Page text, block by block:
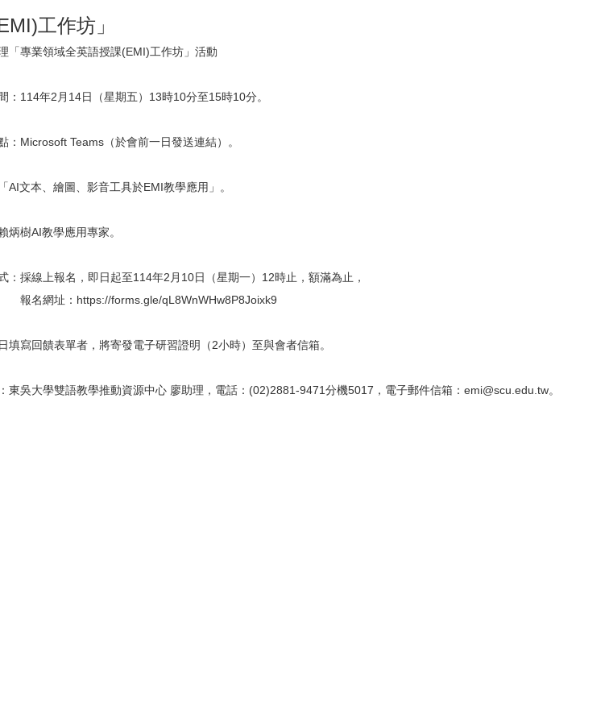
工作坊」
「專業領域全英語授課(EMI)工作坊」活動
：114年2月14日（星期五）13時10分至15時10分。
：Microsoft Teams（於會前一日發送連結）。
AI文本、繪圖、影音工具於EMI教學應用」。
炳樹AI教學應用專家。
：採線上報名，即日起至114年2月10日（星期一）12時止，額滿為止，
：https://forms.gle/qL8WnWHw8P8Joixk9
填寫回饋表單者，將寄發電子研習證明（2小時）至與會者信箱。
東吳大學雙語教學推動資源中心 廖助理，電話：(02)2881-9471分機5017，電子郵件信箱：emi@scu.edu.tw。